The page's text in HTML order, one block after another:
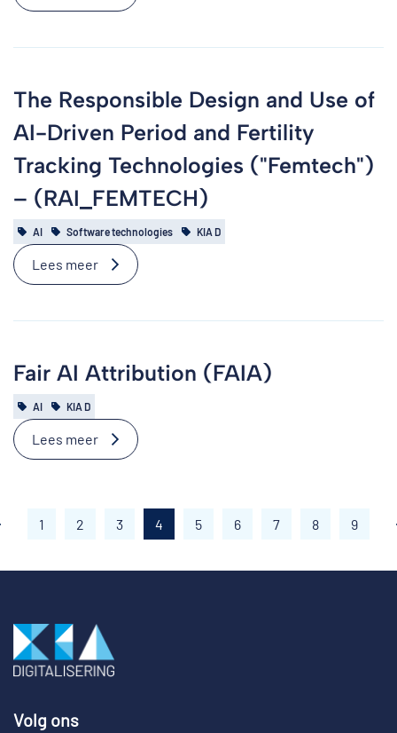
The Responsible Design and Use of
AI-Driven Period and Fertility
Tracking Technologies ("Femtech")
– (RAI_FEMTECH)
AI Software technologies KIA D
Lees meer
Fair AI Attribution (FAIA)
AI KIA D
Lees meer
1 2 3 4 5 6 7 8 9
Volg ons